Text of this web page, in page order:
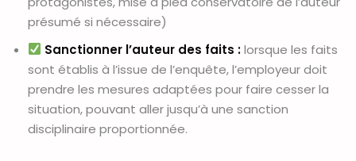
présumé si nécessaire)
Sanctionner l’auteur des faits :lorsque les faits
sont établis à l’issue de l’enquête, l’employeur doit
prendre les mesures adaptées pour faire cesser la
situation, pouvant aller jusqu’à une sanction
disciplinaire proportionnée.